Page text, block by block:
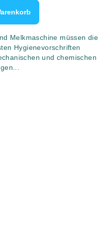
Melkmaschine müssen die
Hygienevorschriften
und chemischen